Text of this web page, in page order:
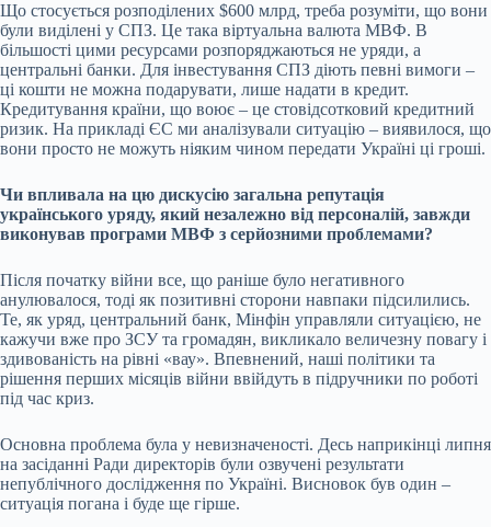
Що стосується розподілених $600 млрд, треба розуміти, що вони
були виділені у СПЗ. Це така віртуальна валюта МВФ. В
більшості цими ресурсами розпоряджаються не уряди, а
центральні банки. Для інвестування СПЗ діють певні вимоги –
ці кошти не можна подарувати, лише надати в кредит.
Кредитування країни, що воює – це стовідсотковий кредитний
ризик. На прикладі ЄС ми аналізували ситуацію – виявилося, що
вони просто не можуть ніяким чином передати Україні ці гроші.
Чи впливала на цю дискусію загальна репутація
українського уряду, який незалежно від персоналій, завжди
виконував програми МВФ з серйозними проблемами?
Після початку війни все, що раніше було негативного
анулювалося, тоді як позитивні сторони навпаки підсилились.
Те, як уряд, центральний банк, Мінфін управляли ситуацією, не
кажучи вже про ЗСУ та громадян, викликало величезну повагу і
здивованість на рівні «вау». Впевнений, наші політики та
рішення перших місяців війни ввійдуть в підручники по роботі
під час криз.
Основна проблема була у невизначеності. Десь наприкінці липня
на засіданні Ради директорів були озвучені результати
непублічного дослідження по Україні. Висновок був один –
ситуація погана і буде ще гірше.